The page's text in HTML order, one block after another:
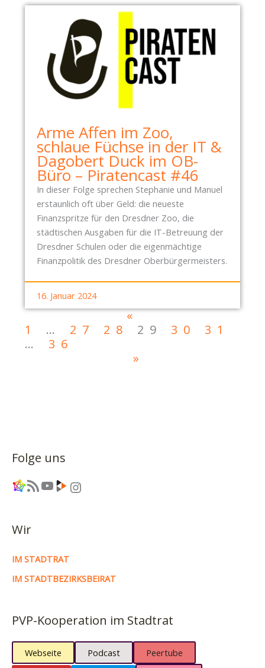
Arme Affen im Zoo,
schlaue Füchse in der IT &
Dagobert Duck im OB-
Büro – Piratencast #46
In dieser Folge sprechen Stephanie und Manuel
erstaunlich oft über Geld: die neueste
Finanzspritze für den Dresdner Zoo, die
städtischen Ausgaben für die IT-Betreuung der
Dresdner Schulen oder die eigenmächtige
Finanzpolitik des Dresdner Oberbürgermeisters.
16. Januar 2024
«
1
… 27 28 29 30
31
…
36
»
Folge uns
Link RSS-Feed YouTube Link Instagram
Wir
IM STADTRAT
IM STADTBEZIRKSBEIRAT
PVP-Kooperation im Stadtrat
Webseite Podcast
Peertube